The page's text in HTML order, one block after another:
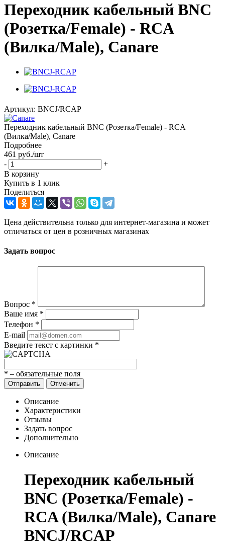
Переходник кабельный BNC
(Розетка/Female) - RCA
(Вилка/Male), Canare
Артикул: BNCJ/RCAP
Переходник кабельный BNC (Розетка/Female) - RCA
(Вилка/Male), Canare
Подробнее
461 руб./шт
-
+
В корзину
Купить в 1 клик
Поделиться
Цена действительна только для интернет-магазина и может
отличаться от цен в розничных магазинах
Задать вопрос
Вопрос *
Ваше имя *
Телефон *
E-mail
Введите текст с картинки *
* – обязательные поля
Отправить Отменить
Описание
Характеристики
Отзывы
Задать вопрос
Дополнительно
Описание
Переходник кабельный
BNC (Розетка/Female) -
RCA (Вилка/Male), Canare
BNCJ/RCAP